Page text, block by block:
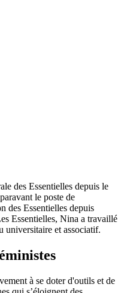
des Essentielles depuis le
le poste de
des Essentielles depuis
Essentielles, Nina a travaillé
universitaire et associatif.
à se doter d'outils et de